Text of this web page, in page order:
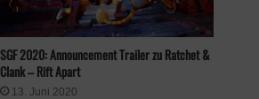
SGF 2020: Announcement Trailer zu Ratchet &
Clank – Rift Apart
13. Juni 2020